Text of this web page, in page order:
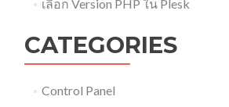
เลือก Version PHP ใน Plesk
CATEGORIES
Control Panel